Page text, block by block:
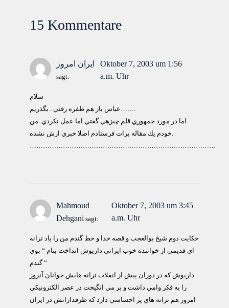
15 Kommentare
ایران امروز
sagt:
Oktober 7, 2003 um 1:56
a.m. Uhr
سلام
عباس باز هم طفره رفتي . بگذريم…….
اما در مورد جمهوري قلم چيزهي گفتي اما عمل نكردي. من
خودم يك مقاله برات فرستادم اصلا خبري ازش نشده.
…………………………………………………………………………
Mahmoud
Dehgani sagt:
Oktober 7, 2003 um 3:45
a.m. Uhr
حكايت دوم شيخ بوالعجب و قصه خدا و خط گندم من را ياد ترانه
اي قديمي از خواننده خوب ايراني داريوش انداخت بنام “ بوي
گندم “
داريوش كه در دوران پيش از انقلاب ترانه هايش جوانان آنروز
را به فكر وامي داشت و بر مي انگيخت در عصر الكترونيكي
امروز هم ترانه هاي پر احساسي دارد كه طرفدارانش در ايران